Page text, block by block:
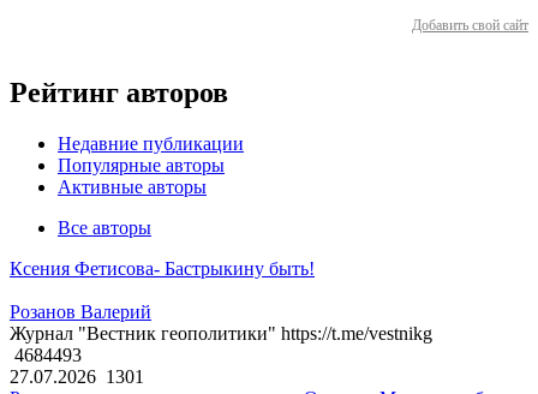
Добавить свой сайт
Рейтинг авторов
Недавние публикации
Популярные авторы
Активные авторы
Все авторы
Ксения Фетисова- Бастрыкину быть!
Розанов Валерий
Журнал "Вестник геополитики" https://t.me/vestnikg
4684493
27.07.2026 1301